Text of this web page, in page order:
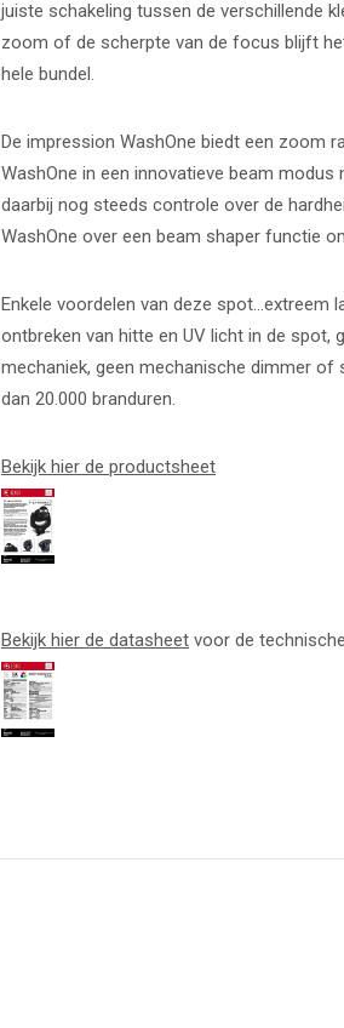
juiste schakeling tussen de verschillende
zoom of de scherpte van de focus blijft
hele bundel.
De impression WashOne biedt een zoom
WashOne in een innovatieve beam modus
daarbij nog steeds controle over de
WashOne over een beam shaper functie
Enkele voordelen van deze spot…extreem
ontbreken van hitte en UV licht in de spot,
mechaniek, geen mechanische dimmer of
dan 20.000 branduren.
Bekijk hier de productsheet
Bekijk hier de datasheet voor de